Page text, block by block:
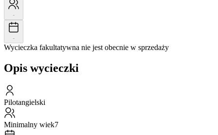
-
-
Wycieczka fakultatywna nie jest obecnie w sprzedaży
Opis wycieczki
Pilotangielski
Minimalny wiek7